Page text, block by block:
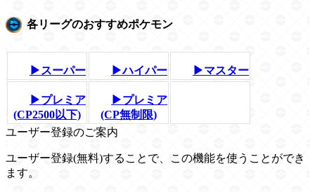
各リーグのおすすめポケモン
▶スーパー ▶ハイパー ▶マスター
▶プレミア
(CP2500以下)
▶プレミア
(CP無制限)
ユーザー登録のご案内
ユーザー登録(無料)することで、この機能を使うことができ
ます。